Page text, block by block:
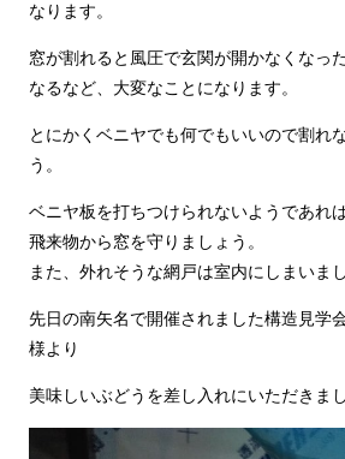
なります。
窓が割れると風圧で玄関が開かなくなっ
なるなど、大変なことになります。
とにかくベニヤでも何でもいいので割れ
う。
ベニヤ板を打ちつけられないようであれ
飛来物から窓を守りましょう。
また、外れそうな網戸は室内にしまいまし
先日の南矢名で開催されました構造見学
様より
美味しいぶどうを差し入れにいただきま